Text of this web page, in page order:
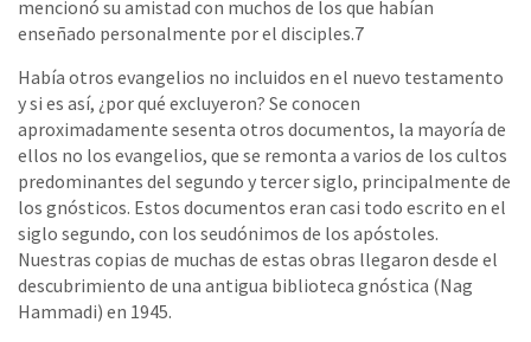
mencionó su amistad con muchos de los que habían
enseñado personalmente por el disciples.7
Había otros evangelios no incluidos en el nuevo testamento
y si es así, ¿por qué excluyeron? Se conocen
aproximadamente sesenta otros documentos, la mayoría de
ellos no los evangelios, que se remonta a varios de los cultos
predominantes del segundo y tercer siglo, principalmente de
los gnósticos. Estos documentos eran casi todo escrito en el
siglo segundo, con los seudónimos de los apóstoles.
Nuestras copias de muchas de estas obras llegaron desde el
descubrimiento de una antigua biblioteca gnóstica (Nag
Hammadi) en 1945.